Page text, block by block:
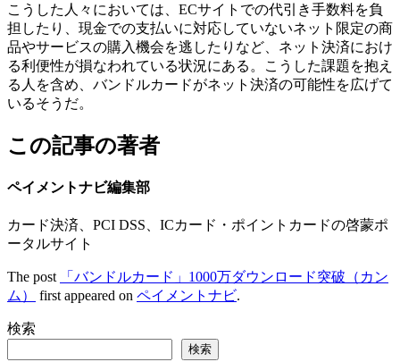
こうした人々においては、ECサイトでの代引き手数料を負
担したり、現金での支払いに対応していないネット限定の商
品やサービスの購入機会を逃したりなど、ネット決済におけ
る利便性が損なわれている状況にある。こうした課題を抱え
る人を含め、バンドルカードがネット決済の可能性を広げて
いるそうだ。
この記事の著者
ペイメントナビ編集部
カード決済、PCI DSS、ICカード・ポイントカードの啓蒙ポ
ータルサイト
The post
「バンドルカード」1000万ダウンロード突破（カン
ム）
first appeared on ペイメントナビ.
検索
検索